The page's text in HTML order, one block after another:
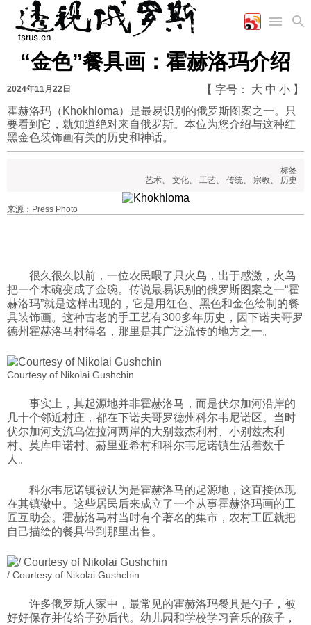
首页
国际
时政
军事
海军
陆军
军事合作
经济
商业
工业
能源
农业
科技
社会
文化
教育
美食
娱乐
历史
体育
旅游
视听
高清图片
漫画
视频
图表
“金色”餐具画：霍赫洛玛介绍
2024年11月22日 【 字号： 大 中 小 】
霍赫洛玛（Khokhloma）是最易识别的俄罗斯图案之一。只
要看到它，就知道绝对来自俄罗斯。本位为您介绍与这种红
黑金色装饰画有关的历史和神话。
标签
艺术、 文化、 工艺、 传统、 宗教、 历史
来源：Press Photo
很久很久以前，一位农民喂了只火鸟，出于感激，火鸟
把一个木碗变成了金碗。传说最易识别的俄罗斯图案之一“霍
赫洛玛”就是这样出现的，它是用红色、黑色和金色绘制的餐
具装饰画。这种古老的手工艺有300多年历史，因下诺夫哥罗
德州霍赫洛马村得名，那里是其广泛流传的地方之一。
Courtesy of Nikolai Gushchin
事实上，其起源地并非霍赫洛马，而是伏尔加河沿岸的
几十个邻近村庄，都在下诺夫哥罗德州科尔韦尼诺区。当时
伏尔加河支流乌佐拉河两岸的大别兹杰利村、小别兹杰利
村、莫库申诺村、赫里亚希村和科尔韦尼诺镇生活着数千
人。
科尔韦尼诺镇被认为是霍赫洛马的起源地，这直接体现
在其镇徽中。这些居民后来成立了一个从事霍赫洛玛画的工
匠互助会。霍赫洛马村当时有个著名的集市，农村工匠就把
自己描绘的餐具带到那里出售。
/ Courtesy of Nikolai Gushchin
许多俄罗斯人家中，最常见的霍赫洛玛餐具是勺子，被
好好保存并传给子孙后代。幼儿园和学校学习音乐的孩子，